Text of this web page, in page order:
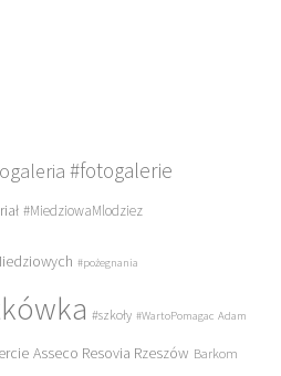
#fotogalerie
#MiedziowaMlodziez
#pożegnania
#szkoły #WartoPomagac Adam
Asseco Resovia Rzeszów Barkom